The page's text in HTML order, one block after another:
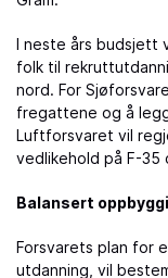
I neste års budsjett
folk til
nord. For
fregattene og å
Luftforsvaret vil
vedlikehold på F-35
Balansert
Forsvarets plan for
utdanning, vil